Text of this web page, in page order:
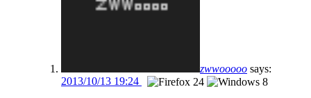
zwwooooo says:
2013/10/13 19:24